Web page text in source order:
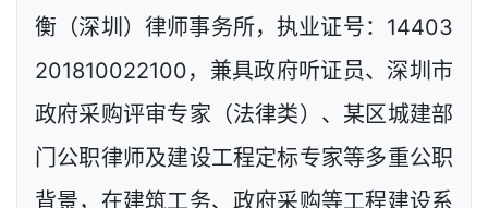
衡（深圳）律师事务所，执业证号：14403
201810022100，兼具政府听证员、深圳市
政府采购评审专家（法律类）、某区城建部
门公职律师及建设工程定标专家等多重公职
背景，在建筑工务、政府采购等工程建设系